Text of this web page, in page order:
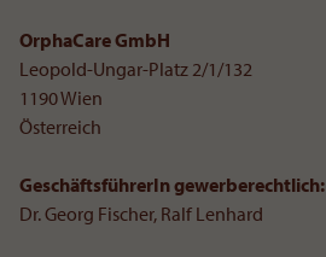
OrphaCare GmbH
Leopold-Ungar-Platz 2/1/132
1190 Wien
Österreich
GeschäftsführerIn gewerberechtlich:
Dr. Georg Fischer, Ralf Lenhard